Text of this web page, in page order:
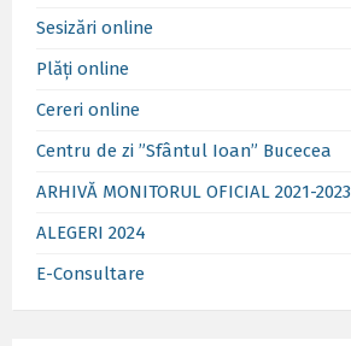
Sesizări online
Plăți online
Cereri online
Centru de zi ”Sfântul Ioan” Bucecea
ARHIVĂ MONITORUL OFICIAL 2021-2023
ALEGERI 2024
E-Consultare